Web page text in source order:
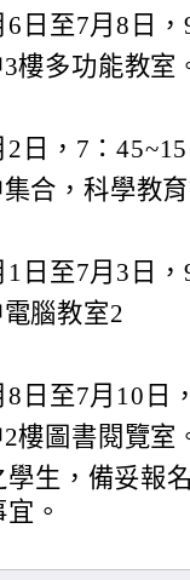
6日至7月8日
樓多功能教室
2日，7：
合，科學教
1日至7月3日
腦教室2
8日至7月10日
樓圖書閱覽室
生，備妥報
。